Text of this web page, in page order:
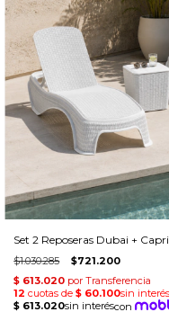
Set 2 Reposeras Dubai + Capri
$1.030.285 $721.200